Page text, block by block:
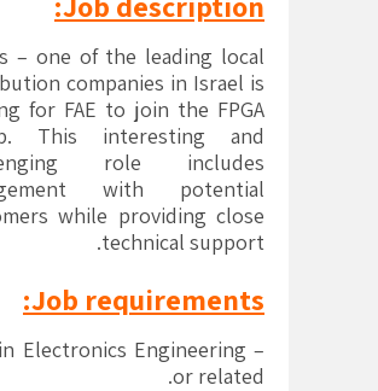
– one of the leading local
companies in Israel is
for FAE to join the FPGA
This interesting and
role includes
with potential
while providing close
technical support.
Job requirements:
in Electronics Engineering
or related.